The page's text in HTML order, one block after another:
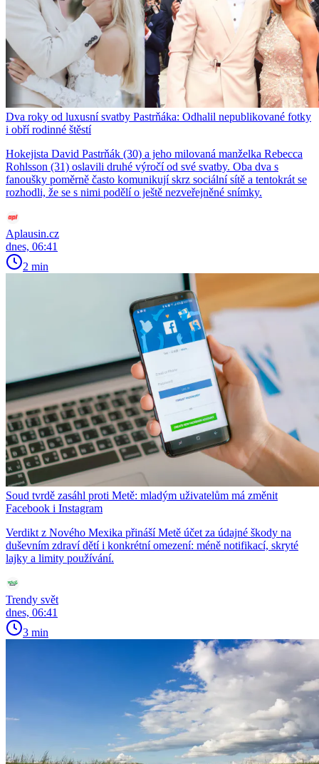
Dva roky od luxusní svatby Pastrňáka: Odhalil nepublikované fotky
i obří rodinné štěstí
Hokejista David Pastrňák (30) a jeho milovaná manželka Rebecca
Rohlsson (31) oslavili druhé výročí od své svatby. Oba dva s
fanoušky poměrně často komunikují skrz sociální sítě a tentokrát se
rozhodli, že se s nimi podělí o ještě nezveřejněné snímky.
Aplausin.cz
dnes, 06:41
2 min
Soud tvrdě zasáhl proti Metě: mladým uživatelům má změnit
Facebook i Instagram
Verdikt z Nového Mexika přináší Metě účet za údajné škody na
duševním zdraví dětí i konkrétní omezení: méně notifikací, skryté
lajky a limity používání.
Trendy svět
dnes, 06:41
3 min